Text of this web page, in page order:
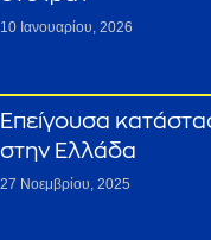
10 Ιανουαρίου, 2026
Επείγουσα
στην Ελλάδα
27 Νοεμβρίου, 2025